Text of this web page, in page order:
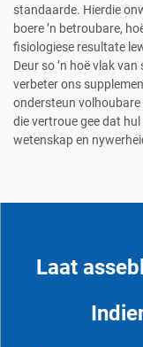
standaarde. Hierdie
boere ’n betroubare,
fisiologiese resultate
Deur so ’n hoë vlak
verbeter ons
ondersteun
die vertroue gee dat
wetenskap en
Laat